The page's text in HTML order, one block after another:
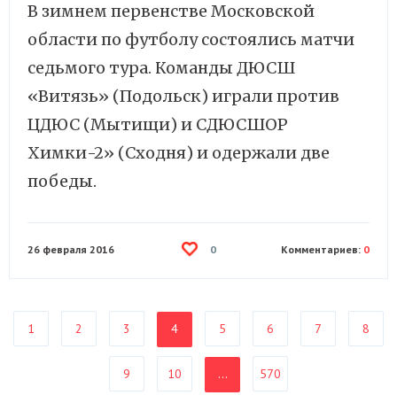
В зимнем первенстве Московской
области по футболу состоялись матчи
седьмого тура. Команды ДЮСШ
«Витязь» (Подольск) играли против
ЦДЮС (Мытищи) и СДЮСШОР
Химки-2» (Сходня) и одержали две
победы.
26 февраля 2016 0 Комментариев: 0
1 2 3 4 5 6 7 8
9 10 ... 570